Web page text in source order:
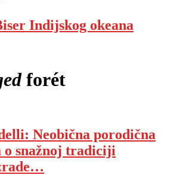
Indijskog okeana
forét
Neobična porodična
o snažnoj tradiciji